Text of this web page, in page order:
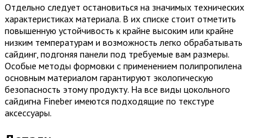
Отдельно следует остановиться на значимых технических
характеристиках материала. В их списке стоит отметить
повышенную устойчивость к крайне высоким или крайне
низким температурам и возможность легко обрабатывать
сайдинг, подгоняя панели под требуемые вам размеры.
Особые методы формовки с применением полипропилена
основным материалом гарантируют экологическую
безопасность этому продукту. На все виды цокольного
сайдигна Fineber имеются подходящие по текстуре
аксессуары.